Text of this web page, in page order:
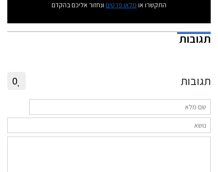
התקשרו או מלאו פרטים ונחזור אליכם בהקדם
תגובות
תגובות 0